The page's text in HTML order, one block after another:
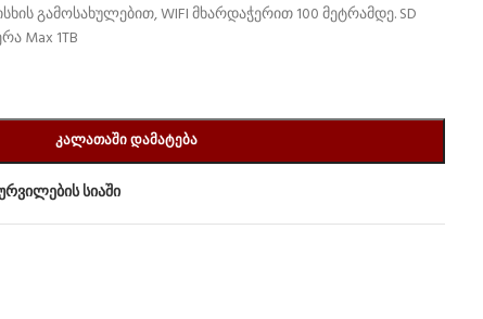
გამოსახულებით, WIFI მხარდაჭერით 100 მეტრამდე. SD
Max 1TB
ᲙᲐᲚᲐᲗᲐᲨᲘ ᲓᲐᲛᲐᲢᲔᲑᲐ
სიაში